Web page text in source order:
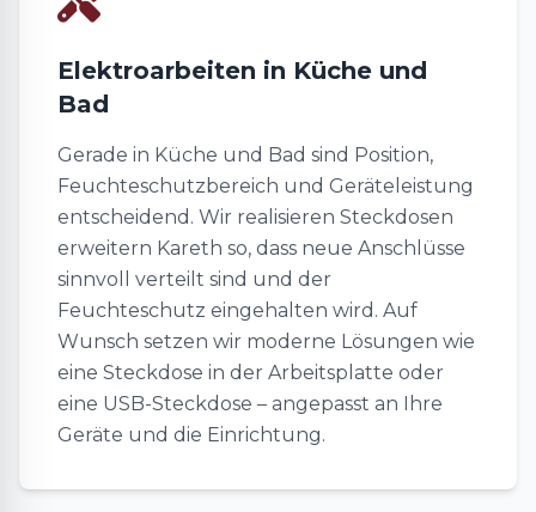
Elektroarbeiten in Küche und
Bad
Gerade in Küche und Bad sind Position,
Feuchteschutzbereich und Geräteleistung
entscheidend. Wir realisieren Steckdosen
erweitern Kareth so, dass neue Anschlüsse
sinnvoll verteilt sind und der
Feuchteschutz eingehalten wird. Auf
Wunsch setzen wir moderne Lösungen wie
eine Steckdose in der Arbeitsplatte oder
eine USB-Steckdose – angepasst an Ihre
Geräte und die Einrichtung.